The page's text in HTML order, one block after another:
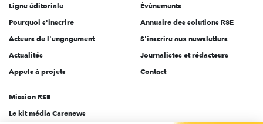
Ligne éditoriale
Pourquoi s'inscrire
Acteurs de l'engagement
Actualités
Appels à projets
Évènements
Annuaire des solutions RSE
S'inscrire aux newsletters
Journalistes et rédacteurs
Contact
Mission RSE
Le kit média Carenews